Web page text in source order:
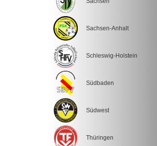
Sachsen-Anhalt
Schleswig-Holstein
Südbaden
Südwest
Thüringen